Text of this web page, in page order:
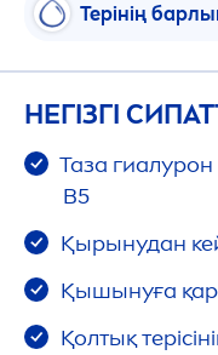
Терінің
НЕГІЗГІ
Таза
B5
Қырынудан
Қышынуға
Қолтық